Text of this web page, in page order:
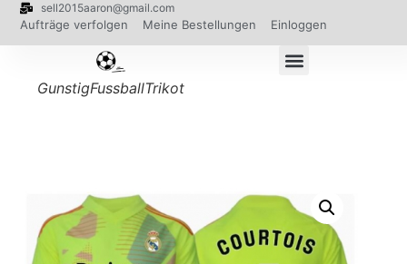
sell2015aaron@gmail.com
Aufträge verfolgen Meine Bestellungen Einloggen
GunstigFussballTrikot